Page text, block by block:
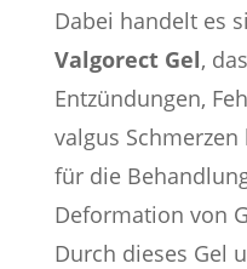
Dabei handelt es
Valgorect Gel,
Entzündungen,
valgus
für die
Deformation von
Durch dieses Gel